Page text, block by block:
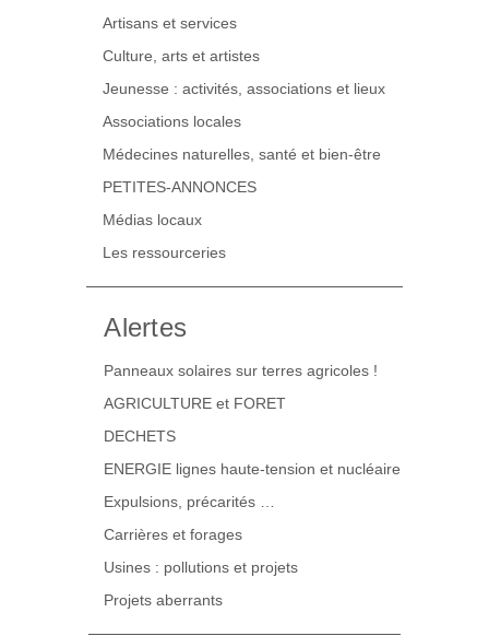
Artisans et services
Culture, arts et artistes
Jeunesse : activités, associations et lieux
Associations locales
Médecines naturelles, santé et bien-être
PETITES-ANNONCES
Médias locaux
Les ressourceries
Alertes
Panneaux solaires sur terres agricoles !
AGRICULTURE et FORET
DECHETS
ENERGIE lignes haute-tension et nucléaire
Expulsions, précarités …
Carrières et forages
Usines : pollutions et projets
Projets aberrants